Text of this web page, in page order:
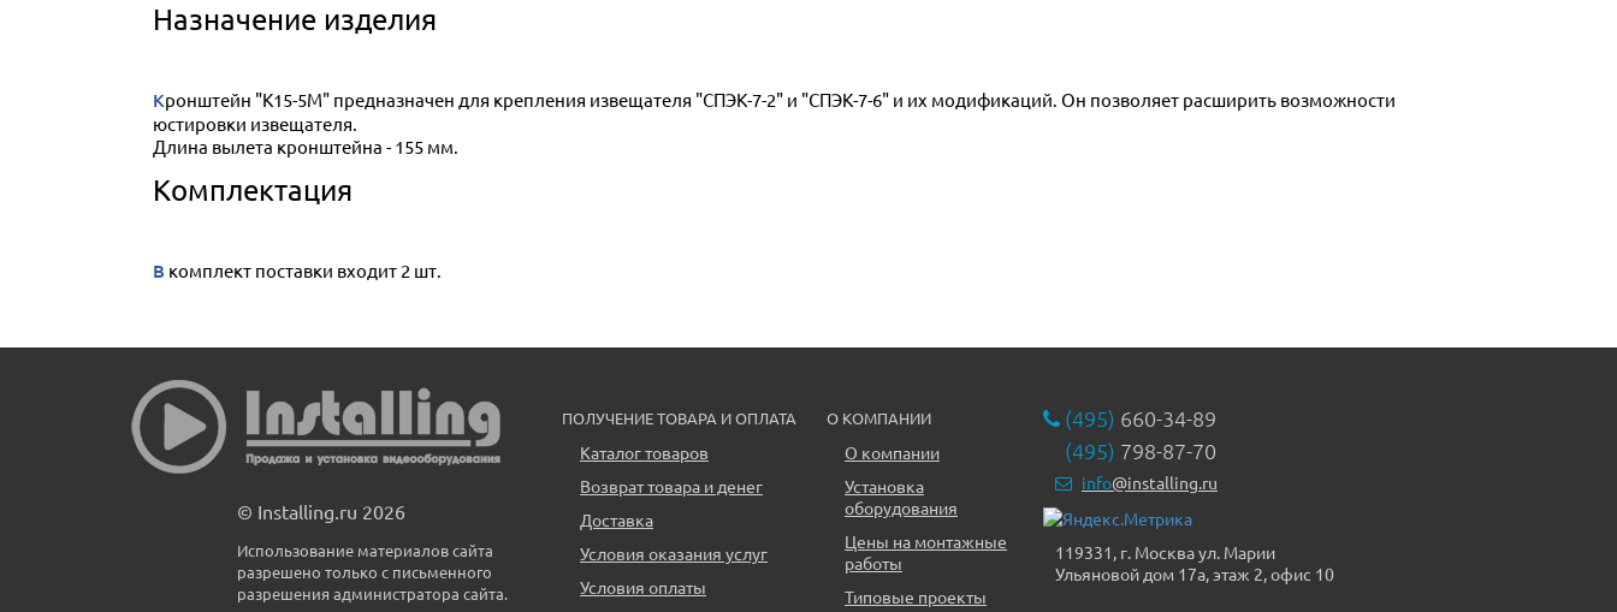
Назначение изделия
Кронштейн "К15-5М" предназначен для крепления извещателя "СПЭК-7-2" и "СПЭК-7-6" и их модификаций. Он позволяет расширить возможности
юстировки извещателя.
Длина вылета кронштейна - 155 мм.
Комплектация
В комплект поставки входит 2 шт.
© Installing.ru 2026
Использование материалов сайта
разрешено только с письменного
разрешения администратора сайта.
ПОЛУЧЕНИЕ ТОВАРА И ОПЛАТА
Каталог товаров
Возврат товара и денег
Доставка
Условия оказания услуг
Условия оплаты
О КОМПАНИИ
О компании
Установка
оборудования
Цены на монтажные
работы
Типовые проекты
(495) 660-34-89
(495) 798-87-70
info@installing.ru
119331, г. Москва ул. Марии
Ульяновой дом 17а, этаж 2, офис 10